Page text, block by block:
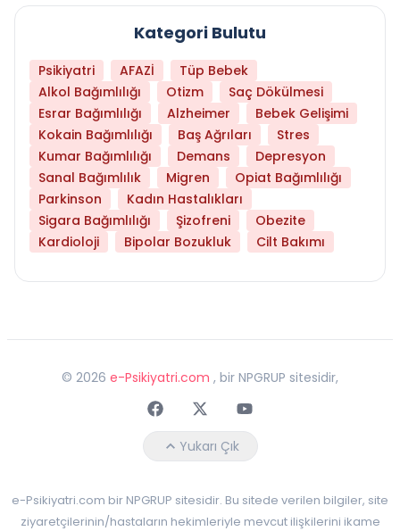
Kategori Bulutu
Psikiyatri AFAZİ
Tüp Bebek
Alkol Bağımlılığı
Otizm
Saç Dökülmesi
Esrar Bağımlılığı
Alzheimer
Bebek Gelişimi
Kokain Bağımlılığı
Baş Ağrıları
Stres
Kumar Bağımlılığı
Demans
Depresyon
Sanal Bağımlılık
Migren
Opiat Bağımlılığı
Parkinson
Kadın Hastalıkları
Sigara Bağımlılığı
Şizofreni
Obezite
Kardioloji
Bipolar Bozukluk Cilt Bakımı
© 2026 e-Psikiyatri.com , bir NPGRUP sitesidir,
FaceebokTwitterYoutube
Yukarı Çık
e-Psikiyatri.com bir NPGRUP sitesidir. Bu sitede verilen bilgiler, site
ziyaretçilerinin/hastaların hekimleriyle mevcut ilişkilerini ikame